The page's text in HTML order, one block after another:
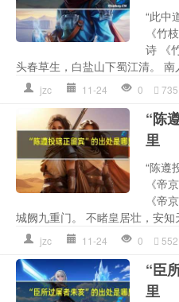
“此中
《竹
诗 《
头春草生，白盐山下蜀江清。 南
jzc 11-24 0 735
“陈
里
“陈遵
《帝
《帝
城阙九重门。 不睹皇居壮，安
jzc 11-24 0 552
“臣
里